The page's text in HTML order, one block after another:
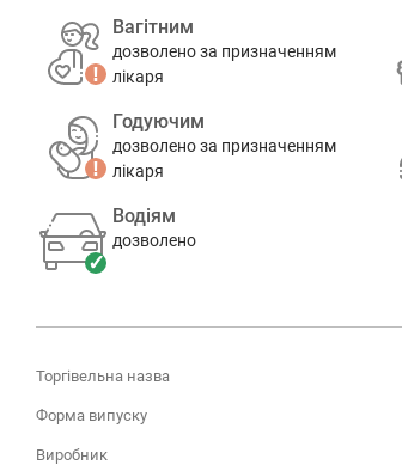
Вагітним
дозволено за призначенням
лікаря
Годуючим
дозволено за призначенням
лікаря
Водіям
дозволено
Торгівельна назва
Форма випуску
Виробник